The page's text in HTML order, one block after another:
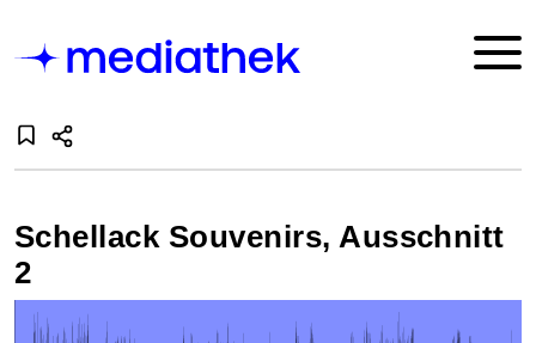
Schellack Souvenirs, Ausschnitt
2